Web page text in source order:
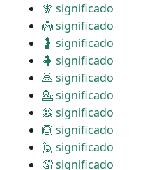
🧚 significado
👼 significado
🤰 significado
🤱 significado
🙇 significado
💁 significado
🙅 significado
🙆 significado
🙋 significado
🤦 significado